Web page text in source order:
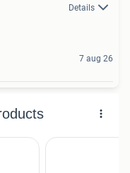
Details
7 aug 26